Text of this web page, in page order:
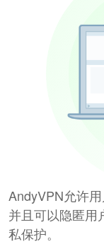
AndyVPN允许
并且可以隐匿用
私保护。